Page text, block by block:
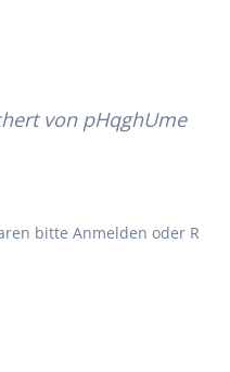
von pHqghUme
bitte Anmelden oder R